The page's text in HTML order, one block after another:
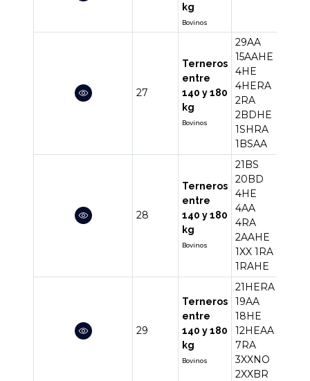
kg
Bovinos
27
Terneros
entre
140 y 180
kg
Bovinos
29AA
15AAHE
4HE
4HERA
2RA
2BDHE
1SHRA
1BSAA
28
Terneros
entre
140 y 180
kg
Bovinos
21BS
20BD
4HE
4AA
4RA
2AAHE
1XX 1RA
1RAHE
29
Terneros
entre
140 y 180
kg
Bovinos
21HERA
19AA
18HE
12HEAA
7RA
3XXNO
2XXBR